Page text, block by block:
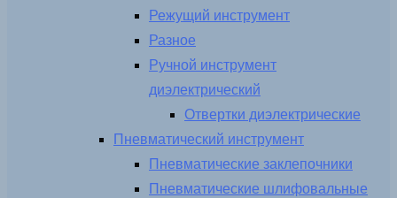
Режущий инструмент
Разное
Ручной инструмент
диэлектрический
Отвертки диэлектрические
Пневматический инструмент
Пневматические заклепочники
Пневматические шлифовальные